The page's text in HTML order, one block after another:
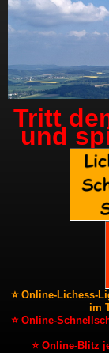
Tritt
und
⭐ Online-Lichess-
im
⭐ Online-
⭐ Online-Blitz